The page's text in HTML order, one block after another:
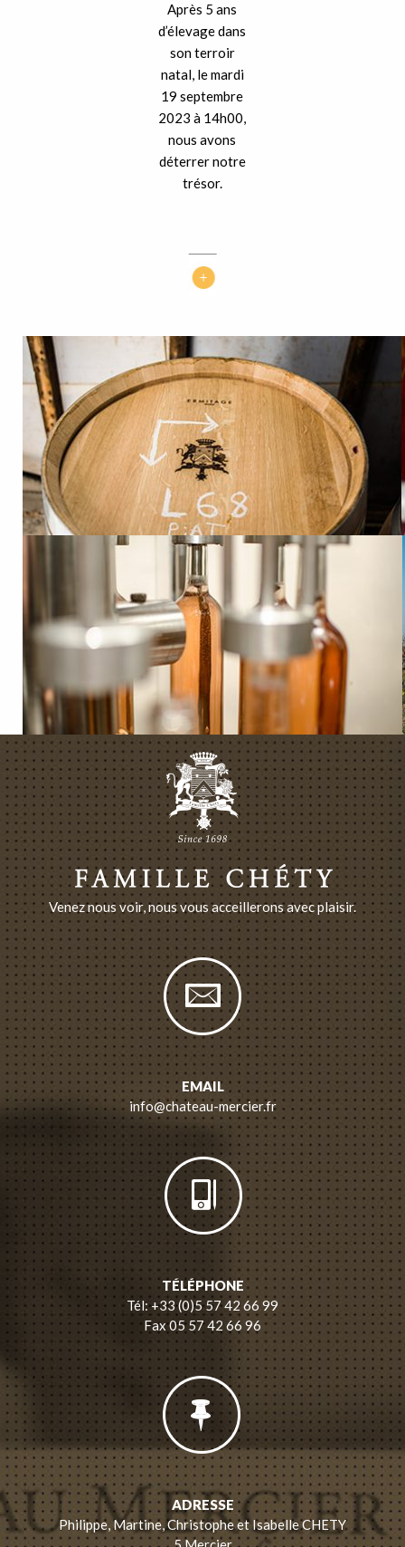
Après 5 ans
d’élevage dans
son terroir
natal, le mardi
19 septembre
2023 à 14h00,
nous avons
déterrer notre
trésor.
Venez nous voir, nous vous acceillerons avec plaisir.
EMAIL
info@chateau-mercier.fr
TÉLÉPHONE
Tél: +33 (0)5 57 42 66 99
Fax 05 57 42 66 96
ADRESSE
Philippe, Martine, Christophe et Isabelle CHETY